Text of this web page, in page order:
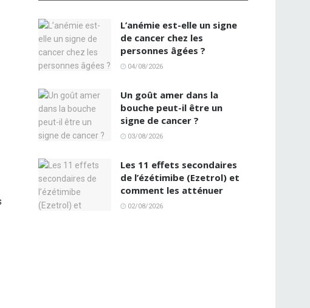
L’anémie est-elle un signe
de cancer chez les
personnes âgées ?
04/08/2026
Un goût amer dans la
bouche peut-il être un
signe de cancer ?
03/08/2026
Les 11 effets secondaires
de l’ézétimibe (Ezetrol) et
comment les atténuer
02/08/2026